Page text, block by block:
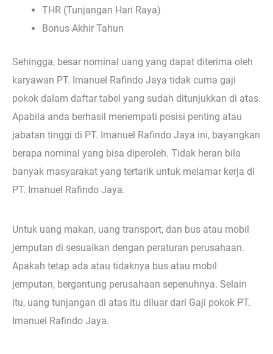
THR (Tunjangan Hari Raya)
Bonus Akhir Tahun
Sehingga, besar nominal uang yang dapat diterima oleh
karyawan PT. Imanuel Rafindo Jaya tidak cuma gaji
pokok dalam daftar tabel yang sudah ditunjukkan di atas.
Apabila anda berhasil menempati posisi penting atau
jabatan tinggi di PT. Imanuel Rafindo Jaya ini, bayangkan
berapa nominal yang bisa diperoleh. Tidak heran bila
banyak masyarakat yang tertarik untuk melamar kerja di
PT. Imanuel Rafindo Jaya.
Untuk uang makan, uang transport, dan bus atau mobil
jemputan di sesuaikan dengan peraturan perusahaan.
Apakah tetap ada atau tidaknya bus atau mobil
jemputan, bergantung perusahaan sepenuhnya. Selain
itu, uang tunjangan di atas itu diluar dari Gaji pokok PT.
Imanuel Rafindo Jaya.